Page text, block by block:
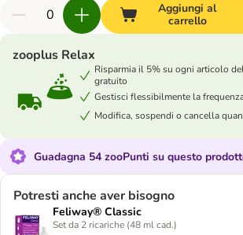
Aggiungi al
carrello
zooplus Relax
Risparmia il 5% su ogni articolo
gratuito
Gestisci flessibilmente la
Modifica, sospendi o cancella
Guadagna 54 zooPunti su questo
Potresti anche aver bisogno
Feliway® Classic
Set da 2 ricariche (48 ml cad.)